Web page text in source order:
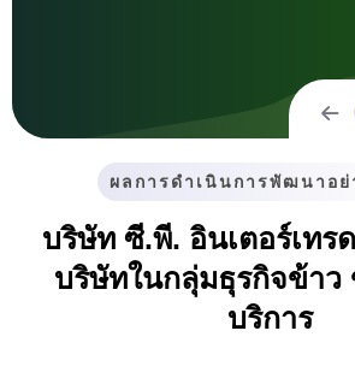
ผลการดําเนินการพัฒนาอย่
บริษัท ซี.พี. อินเตอร์เทร
บริษัทในกลุ่มธุรกิจข้าว
บริการ